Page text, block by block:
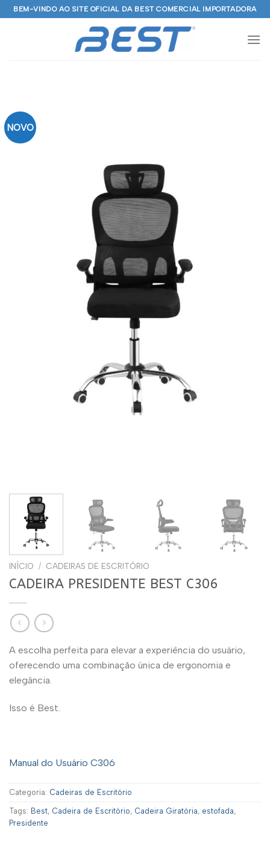
Skip
to
BEM-VINDO AO SITE OFICIAL DA BEST COMERCIAL IMPORTADORA
NOVO
INÍCIO / CADEIRAS DE ESCRITÓRIO
CADEIRA PRESIDENTE BEST C306
A escolha perfeita para elevar a experiência do usuário,
oferecendo uma combinação única de ergonomia e
elegância.
Isso é Best.
Manual do Usuário C306
Categoria: Cadeiras de Escritório
Tags: Best, Cadeira de Escritório, Cadeira Giratória, estofada,
Presidente